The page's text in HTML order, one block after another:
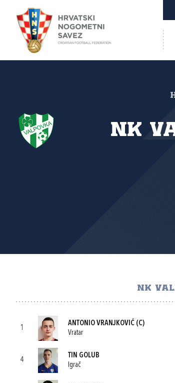
NK
NK
1
ANTONIO VRANJKOVIĆ (C)
Vratar
4
TIN GOLUB
Igrač